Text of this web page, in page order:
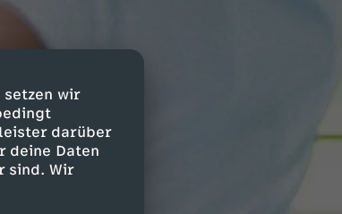
setzen wir
darüber
deine Daten
sind. Wir